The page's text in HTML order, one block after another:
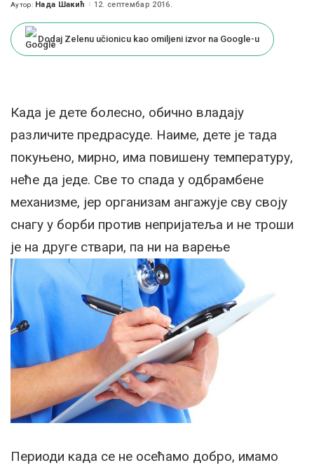
Posted
Аутор: Нада Шакић 12. септембар 2016.
Dodaj Zelenu učionicu kao omiljeni izvor na Google-u
Када је дете болесно, обично владају
различите предрасуде. Наиме, дете је тада
покуњено, мирно, има повишену температуру,
неће да једе. Све то спада у одбрамбене
механизме, јер организам ангажује сву своју
снагу у борби против непријатеља и не троши
је на друге ствари, па ни на варење
Периоди када се не осећамо добро, имамо